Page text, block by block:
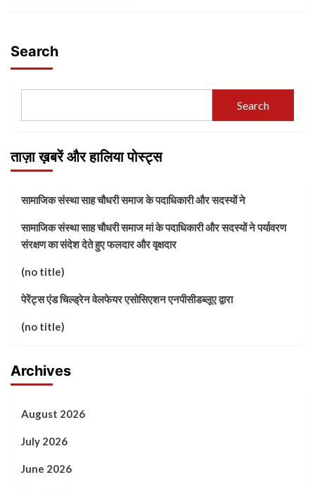
Search
Search
ताज़ा ख़बरें और हालिया पोस्ट्स
सामाजिक संस्था साह चौधरी समाज के पदाधिकारी और सदस्यों ने
सामाजिक संस्था साह चौधरी समाज मां के पदाधिकारी और सदस्यों ने पर्यावरण
संरक्षण का संदेश देते हुए फलदार और वृक्षदार
(no title)
पेरेंट्स एंड चिल्ड्रेन वेलफेयर एसोसिएशन एनपीसीडब्लूए द्वारा
(no title)
Archives
August 2026
July 2026
June 2026